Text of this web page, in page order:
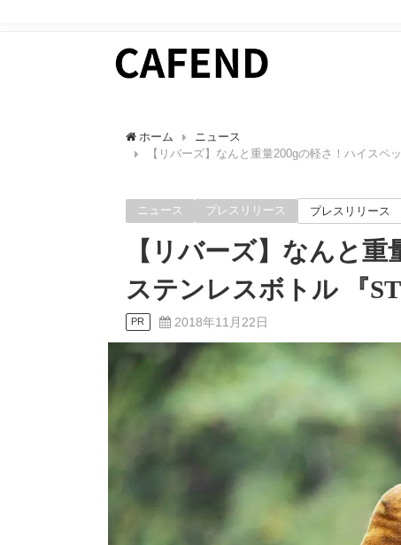
ホーム
ニュース
【リバーズ】なんと重量200gの軽さ！ハイス
ニュース プレスリリース プレスリリース
【リバーズ】なんと
ステンレスボトル 『
PR 2018年11月22日